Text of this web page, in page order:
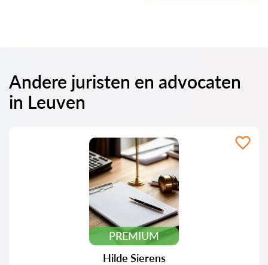
Andere juristen en advocaten
in Leuven
PREMIUM
Hilde Sierens